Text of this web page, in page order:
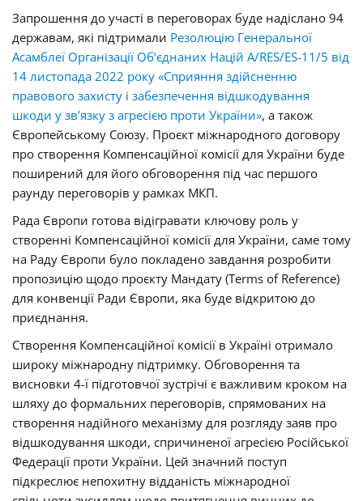
Запрошення до участі в переговорах буде надіслано 94
державам, які підтримали Резолюцію Генеральної
Асамблеї Організації Об’єднаних Націй A/RES/ES-11/5 від
14 листопада 2022 року «Сприяння здійсненню
правового захисту і забезпечення відшкодування
шкоди у зв’язку з агресією проти України», а також
Європейському Союзу. Проєкт міжнародного договору
про створення Компенсаційної комісії для України буде
поширений для його обговорення під час першого
раунду переговорів у рамках МКП.
Рада Європи готова відігравати ключову роль у
створенні Компенсаційної комісії для України, саме тому
на Раду Європи було покладено завдання розробити
пропозицію щодо проєкту Мандату (Terms of Reference)
для конвенції Ради Європи, яка буде відкритою до
приєднання.
Створення Компенсаційної комісії в Україні отримало
широку міжнародну підтримку. Обговорення та
висновки 4-ї підготовчої зустрічі є важливим кроком на
шляху до формальних переговорів, спрямованих на
створення надійного механізму для розгляду заяв про
відшкодування шкоди, спричиненої агресією Російської
Федерації проти України. Цей значний поступ
підкреслює непохитну відданість міжнародної